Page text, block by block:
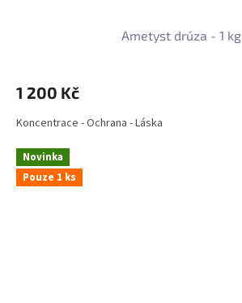
Ametyst drúza - 1 kg
1 200 Kč
Koncentrace - Ochrana - Láska
Novinka
Pouze 1 ks